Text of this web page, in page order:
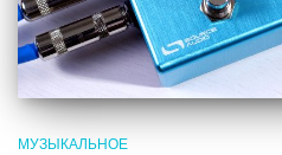
МУЗЫКАЛЬНОЕ